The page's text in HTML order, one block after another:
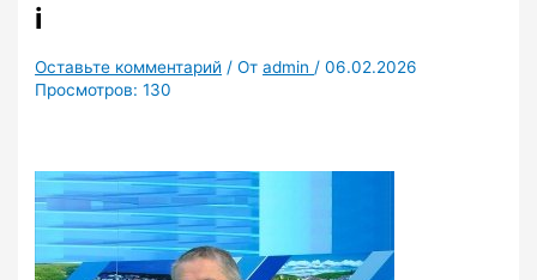
i
Оставьте комментарий / Отadmin /06.02.2026
Просмотров: 130